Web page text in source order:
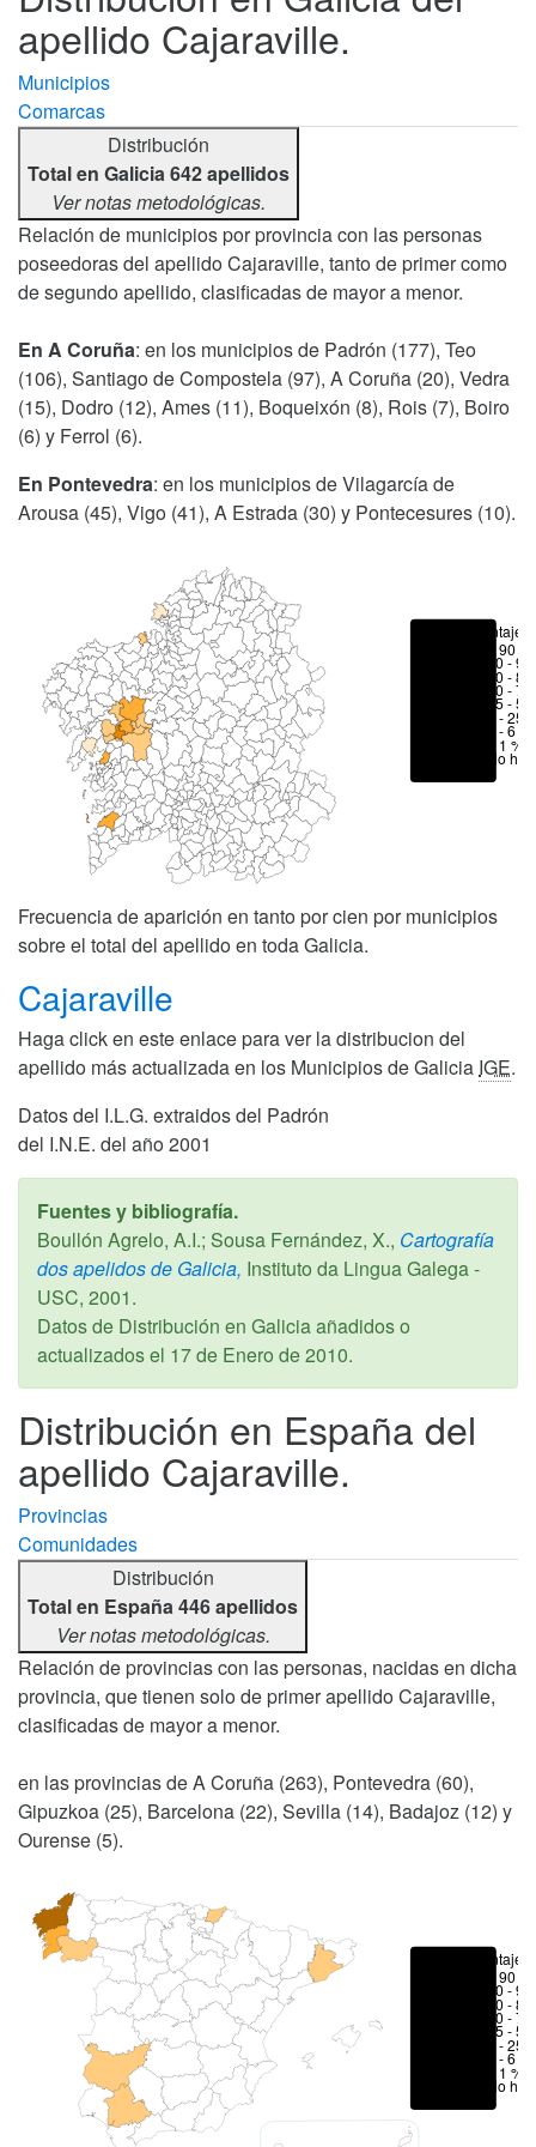
apellido Cajaraville.
Municipios
Comarcas
Distribución
Total en Galicia 642 apellidos
Ver notas metodológicas.
Relación de municipios por provincia con las personas
poseedoras del apellido Cajaraville, tanto de primer como
de segundo apellido, clasificadas de mayor a menor.
En A Coruña: en los municipios de Padrón (177), Teo
(106), Santiago de Compostela (97), A Coruña (20), Vedra
(15), Dodro (12), Ames (11), Boqueixón (8), Rois (7), Boiro
(6) y Ferrol (6).
En Pontevedra: en los municipios de Vilagarcía de
Arousa (45), Vigo (41), A Estrada (30) y Pontecesures (10).
Porcentajes
> 90 %
80 -
70 -
50 -
25 -
6 - 25
1 - 6 %
< 1 %
No hay
Frecuencia de aparición en tanto por cien por municipios
sobre el total del apellido en toda Galicia.
Cajaraville
Haga click en este enlace para ver la distribucion del
apellido más actualizada en los Municipios de Galicia IGE.
Datos del I.L.G. extraidos del Padrón
del I.N.E. del año 2001
Fuentes y bibliografía.
Boullón Agrelo, A.I.; Sousa Fernández, X., Cartografía
dos apelidos de Galicia, Instituto da Lingua Galega -
USC, 2001.
Datos de Distribución en Galicia añadidos o
actualizados el 17 de Enero de 2010.
Distribución en España del
apellido Cajaraville.
Provincias
Comunidades
Distribución
Total en España 446 apellidos
Ver notas metodológicas.
Relación de provincias con las personas, nacidas en dicha
provincia, que tienen solo de primer apellido Cajaraville,
clasificadas de mayor a menor.
en las provincias de A Coruña (263), Pontevedra (60),
Gipuzkoa (25), Barcelona (22), Sevilla (14), Badajoz (12) y
Ourense (5).
Porcentajes
> 90 %
80 -
70 -
50 -
25 -
6 - 25
1 - 6 %
< 1 %
No hay